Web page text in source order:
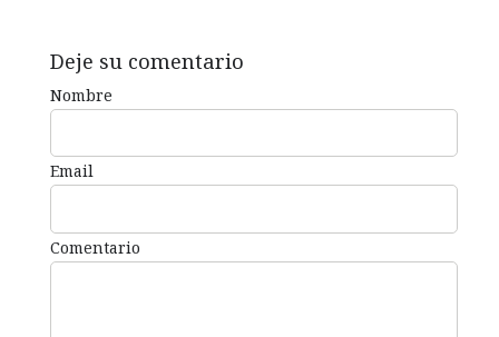
Deje su comentario
Nombre
Email
Comentario